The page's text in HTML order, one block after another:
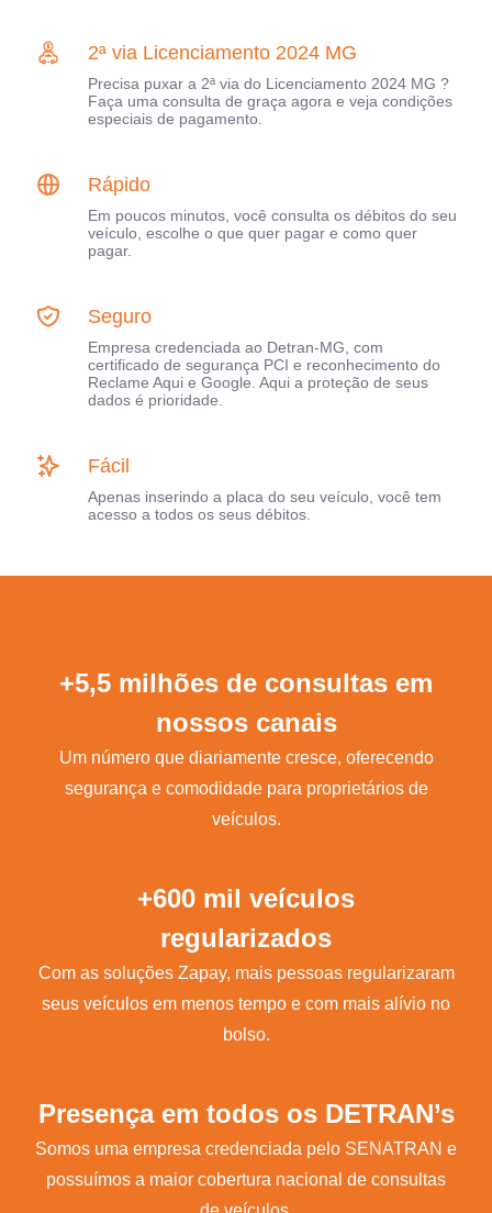
2ª via Licenciamento 2024 MG
Precisa puxar a 2ª via do Licenciamento 2024 MG ?
Faça uma consulta de graça agora e veja condições
especiais de pagamento.
Rápido
Em poucos minutos, você consulta os débitos do seu
veículo, escolhe o que quer pagar e como quer
pagar.
Seguro
Empresa credenciada ao Detran-MG, com
certificado de segurança PCI e reconhecimento do
Reclame Aqui e Google. Aqui a proteção de seus
dados é prioridade.
Fácil
Apenas inserindo a placa do seu veículo, você tem
acesso a todos os seus débitos.
+5,5 milhões de consultas em
nossos canais
Um número que diariamente cresce, oferecendo
segurança e comodidade para proprietários de
veículos.
+600 mil veículos
regularizados
Com as soluções Zapay, mais pessoas regularizaram
seus veículos em menos tempo e com mais alívio no
bolso.
Presença em todos os DETRAN’s
Somos uma empresa credenciada pelo SENATRAN e
possuímos a maior cobertura nacional de consultas